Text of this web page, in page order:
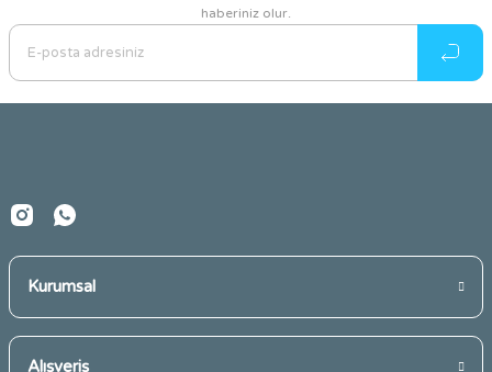
Ürün resmi kalitesiz, bozuk veya görüntülenemiyor.
Ürün açıklamasında eksik bilgiler bulunuyor.
Ürün bilgilerinde hatalar bulunuyor.
haberiniz olur.
Kurumsal
Alışveriş